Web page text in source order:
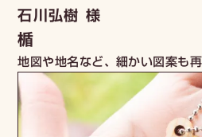
石川弘樹 様
楯
地図や地名など、細かい図案も